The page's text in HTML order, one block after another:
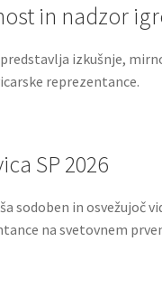
in nadzor
izkušnje,
reprezentance.
SP 2026
sodoben in osvežujoč
na svetovnem